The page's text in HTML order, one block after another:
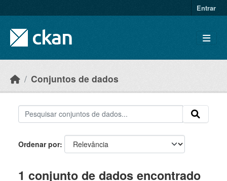
Entrar
Conjuntos de dados
Ordenar por
1 conjunto de dados encontrado